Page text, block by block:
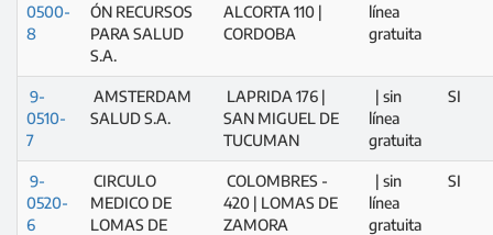
0500-
8
ÓN RECURSOS
PARA SALUD
S.A.
ALCORTA 110 |
CORDOBA
línea
gratuita
9-
0510-
7
AMSTERDAM
SALUD S.A.
LAPRIDA 176 |
SAN MIGUEL DE
TUCUMAN
| sin
línea
gratuita
SI
9-
0520-
6
CIRCULO
MEDICO DE
LOMAS DE
COLOMBRES -
420 | LOMAS DE
ZAMORA
| sin
línea
gratuita
SI